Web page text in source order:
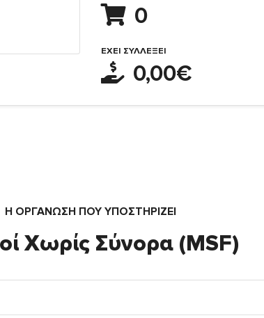
0
ΈΧΕΙ ΣΥΛΛΈΞΕΙ
0,00€
Η ΟΡΓΆΝΩΣΗ ΠΟΥ ΥΠΟΣΤΗΡΙΖΕΙ
Χωρίς Σύνορα (MSF)